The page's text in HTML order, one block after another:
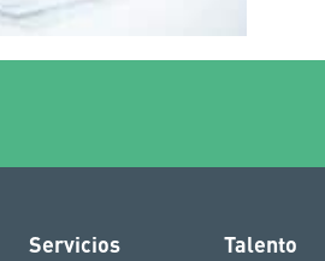
Servicios Talento